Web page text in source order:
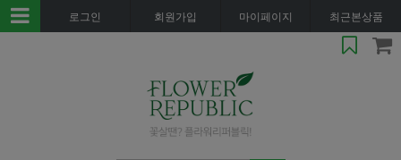
로그인 회원가입 마이페이지 최근본상품